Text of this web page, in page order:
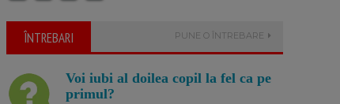
ÎNTREBARI PUNE O ÎNTREBARE
Voi iubi al doilea copil la fel ca pe
primul?